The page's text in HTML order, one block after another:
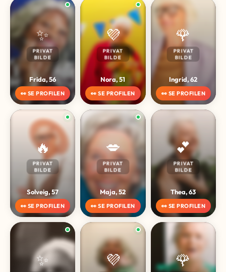
✨
PRIVAT
BILDE
Frida, 56
👀 SE PROFILEN
💜
PRIVAT
BILDE
Nora, 51
👀 SE PROFILEN
🌹
PRIVAT
BILDE
Ingrid, 62
👀 SE PROFILEN
🔥
PRIVAT
BILDE
Solveig, 57
👀 SE PROFILEN
💋
PRIVAT
BILDE
Maja, 52
👀 SE PROFILEN
💕
PRIVAT
BILDE
Thea, 63
👀 SE PROFILEN
✨ 💜 🌹